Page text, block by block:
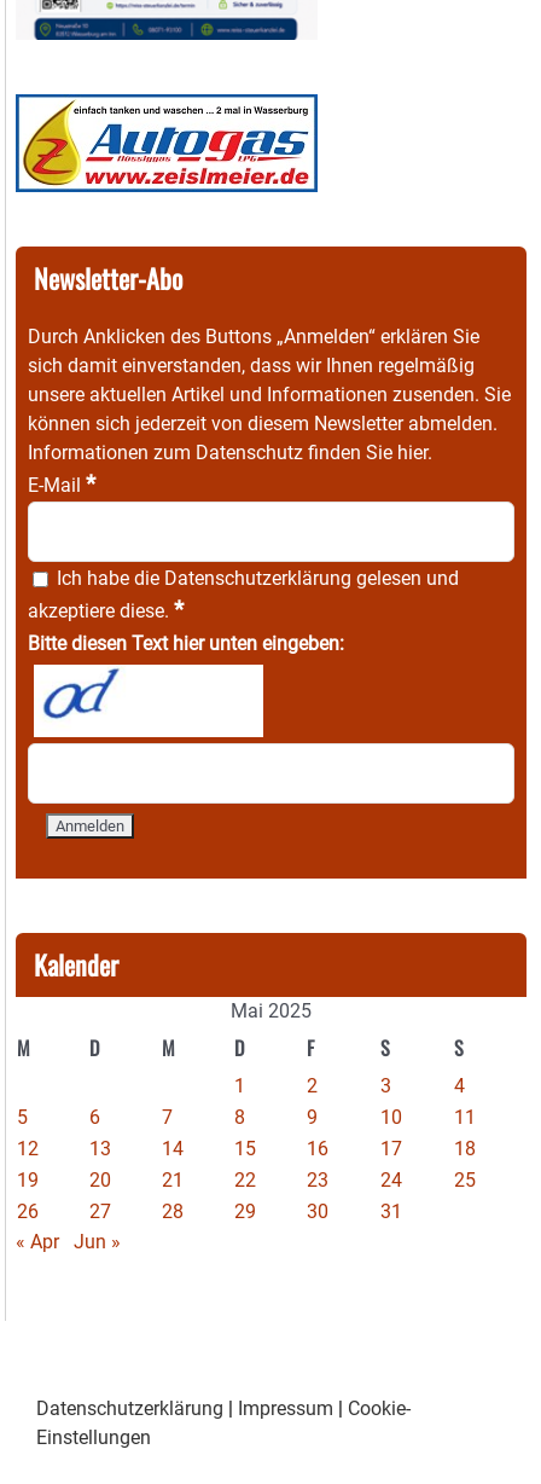
Newsletter-Abo
Durch Anklicken des Buttons „Anmelden“ erklären Sie
sich damit einverstanden, dass wir Ihnen regelmäßig
unsere aktuellen Artikel und Informationen zusenden. Sie
können sich jederzeit von diesem Newsletter abmelden.
Informationen zum Datenschutz finden Sie hier.
E-Mail *
Ich habe die Datenschutzerklärung gelesen und
akzeptiere diese. *
Bitte diesen Text hier unten eingeben:
Kalender
Mai 2025
M D M D F S S
1 2 3
4
5
6 7 8 9 10
11
12
13 14 15 16 17
18
19
20 21 22 23 24
25
26
27 28 29 30
31
« Apr
Jun »
Datenschutzerklärung | Impressum | Cookie-
Einstellungen